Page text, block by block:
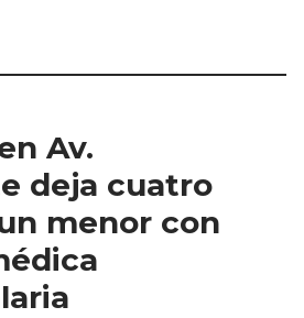
Av.
deja cuatro
menor con